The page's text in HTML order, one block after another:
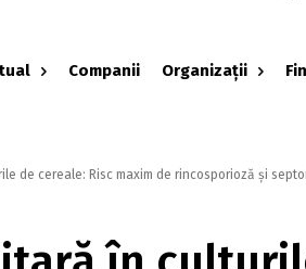
Companii Organizații
de cereale: Risc maxim de rincosporioză și